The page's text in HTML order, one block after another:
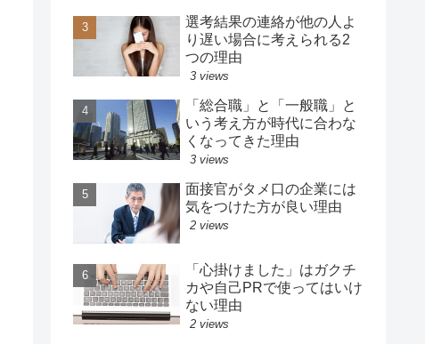
選考結果の連絡が他の人よ
り遅い場合に考えられる2
つの理由
3 views
「総合職」と「一般職」と
いう考え方が時代に合わな
くなってきた理由
3 views
面接官がタメ口の企業には
気をつけた方が良い理由
2 views
「心掛けました」はガクチ
カや自己PRで使ってはいけ
ない理由
2 views